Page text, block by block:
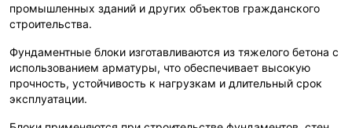
промышленных зданий и других объектов гражданского
строительства.
Фундаментные блоки изготавливаются из тяжелого бетона с
использованием арматуры, что обеспечивает высокую
прочность, устойчивость к нагрузкам и длительный срок
эксплуатации.